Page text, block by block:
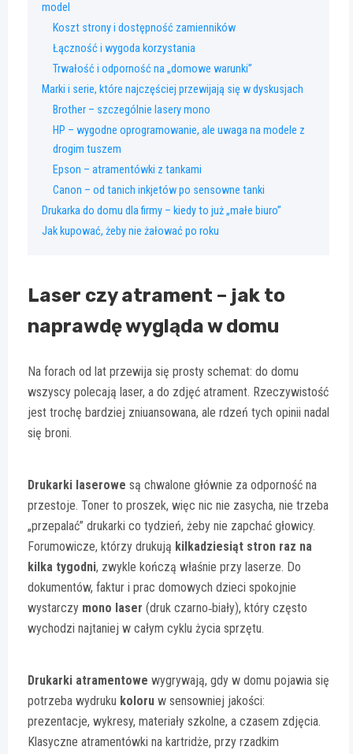
model
Koszt strony i dostępność zamienników
Łączność i wygoda korzystania
Trwałość i odporność na „domowe warunki”
Marki i serie, które najczęściej przewijają się w dyskusjach
Brother – szczególnie lasery mono
HP – wygodne oprogramowanie, ale uwaga na modele z
drogim tuszem
Epson – atramentówki z tankami
Canon – od tanich inkjetów po sensowne tanki
Drukarka do domu dla firmy – kiedy to już „małe biuro”
Jak kupować, żeby nie żałować po roku
Laser czy atrament – jak to
naprawdę wygląda w domu
Na forach od lat przewija się prosty schemat: do domu
wszyscy polecają laser, a do zdjęć atrament. Rzeczywistość
jest trochę bardziej zniuansowana, ale rdzeń tych opinii nadal
się broni.
Drukarki laserowe są chwalone głównie za odporność na
przestoje. Toner to proszek, więc nic nie zasycha, nie trzeba
„przepalać” drukarki co tydzień, żeby nie zapchać głowicy.
Forumowicze, którzy drukują kilkadziesiąt stron raz na
kilka tygodni, zwykle kończą właśnie przy laserze. Do
dokumentów, faktur i prac domowych dzieci spokojnie
wystarczy mono laser (druk czarno‑biały), który często
wychodzi najtaniej w całym cyklu życia sprzętu.
Drukarki atramentowe wygrywają, gdy w domu pojawia się
potrzeba wydruku koloru w sensowniej jakości:
prezentacje, wykresy, materiały szkolne, a czasem zdjęcia.
Klasyczne atramentówki na kartridże, przy rzadkim